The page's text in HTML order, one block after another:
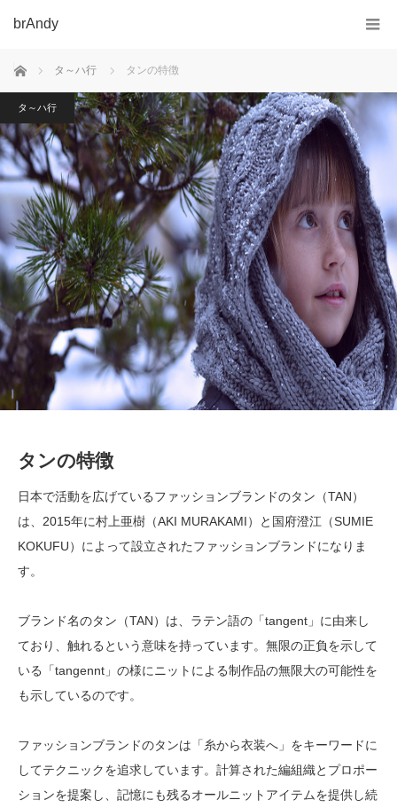
brAndy
ホーム タ～ハ行 タンの特徴
タ～ハ行
タンの特徴
日本で活動を広げているファッションブランドのタン（TAN）
は、2015年に村上亜樹（AKI MURAKAMI）と国府澄江（SUMIE
KOKUFU）によって設立されたファッションブランドになりま
す。
ブランド名のタン（TAN）は、ラテン語の「tangent」に由来し
ており、触れるという意味を持っています。無限の正負を示して
いる「tangennt」の様にニットによる制作品の無限大の可能性を
も示しているのです。
ファッションブランドのタンは「糸から衣装へ」をキーワードに
してテクニックを追求しています。計算された編組織とプロポー
ションを提案し、記憶にも残るオールニットアイテムを提供し続